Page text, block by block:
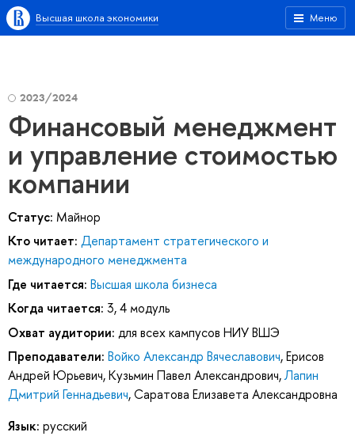
Меню
Высшая школа экономики
2023/2024
Финансовый менеджмент
и управление стоимостью
компании
Статус: Майнор
Кто читает: Департамент стратегического и
международного менеджмента
Где читается: Высшая школа бизнеса
Когда читается: 3, 4 модуль
Охват аудитории: для всех кампусов НИУ ВШЭ
Преподаватели: Войко Александр Вячеславович,Ерисов
Андрей Юрьевич,Кузьмин Павел Александрович,Лапин
Дмитрий Геннадьевич,Саратова Елизавета Александровна
Язык: русский